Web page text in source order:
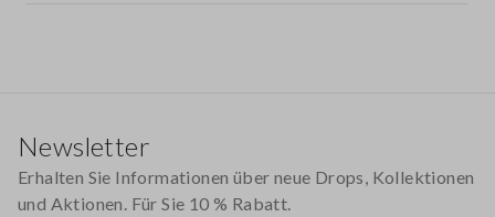
Newsletter
Erhalten Sie Informationen über neue Drops, Kollektionen
und Aktionen. Für Sie 10 % Rabatt.